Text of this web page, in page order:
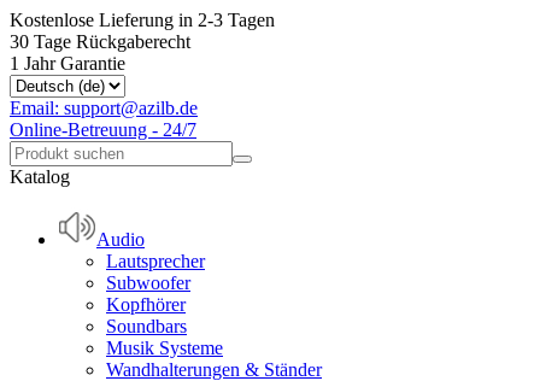
Kostenlose Lieferung in 2-3 Tagen
30 Tage Rückgaberecht
1 Jahr Garantie
Email: support@azilb.de
Online-Betreuung - 24/7
Katalog
Audio
Lautsprecher
Subwoofer
Kopfhörer
Soundbars
Musik Systeme
Wandhalterungen & Ständer